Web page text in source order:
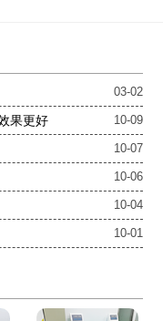
03-02
果更好 10-09
10-07
10-06
10-04
10-01